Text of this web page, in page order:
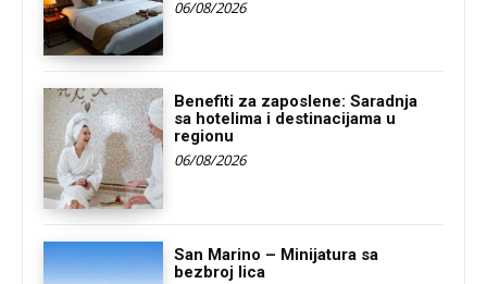
06/08/2026
Benefiti za zaposlene: Saradnja
sa hotelima i destinacijama u
regionu
06/08/2026
San Marino – Minijatura sa
bezbroj lica